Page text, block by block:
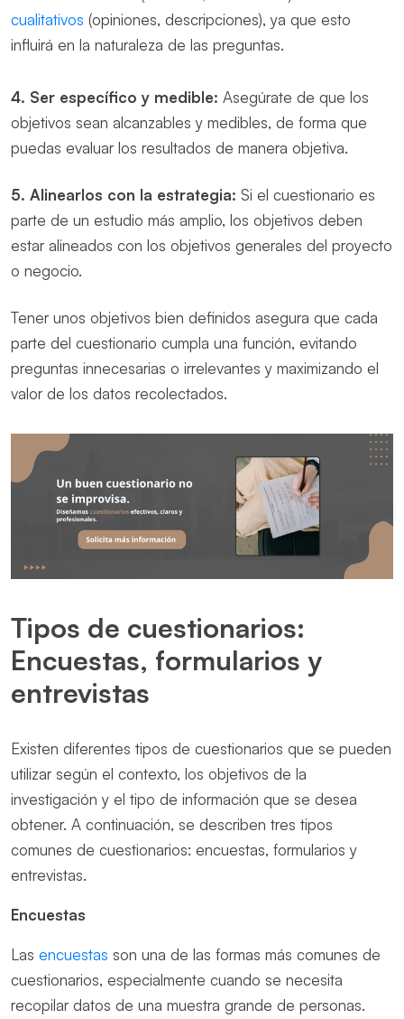
cualitativos (opiniones, descripciones), ya que esto
influirá en la naturaleza de las preguntas.
4. Ser específico y medible: Asegúrate de que los
objetivos sean alcanzables y medibles, de forma que
puedas evaluar los resultados de manera objetiva.
5. Alinearlos con la estrategia: Si el cuestionario es
parte de un estudio más amplio, los objetivos deben
estar alineados con los objetivos generales del proyecto
o negocio.
Tener unos objetivos bien definidos asegura que cada
parte del cuestionario cumpla una función, evitando
preguntas innecesarias o irrelevantes y maximizando el
valor de los datos recolectados.
Tipos de cuestionarios:
Encuestas, formularios y
entrevistas
Existen diferentes tipos de cuestionarios que se pueden
utilizar según el contexto, los objetivos de la
investigación y el tipo de información que se desea
obtener. A continuación, se describen tres tipos
comunes de cuestionarios: encuestas, formularios y
entrevistas.
Encuestas
Las encuestas son una de las formas más comunes de
cuestionarios, especialmente cuando se necesita
recopilar datos de una muestra grande de personas.